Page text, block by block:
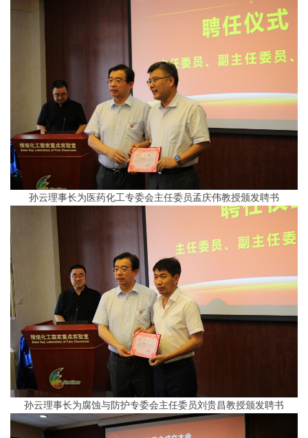
孙云理事长为医药化工专委会主任委员孟庆伟教授颁发聘书
孙云理事长为腐蚀与防护专委会主任委员刘贵昌教授颁发聘书